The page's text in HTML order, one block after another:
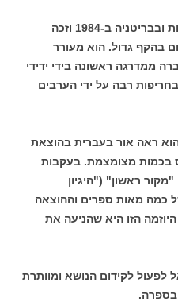
"הספר ראה אור באנגלית בארצות ובבריטניה ב-1984 וזכה
בהקף גדול. הוא מעורר
ממדרגה ראשונה בידי ידידי
רבה על ידי הערבים
ראה אור בעברית בהוצאת
ב-1988 ונדפס בכמות מצומצמת. בעקבות
ראשון" ("היגיון
כמה מאות ספרים וההוצאה
הזו היא שהניעה את
לפעול לקידום הנושא ומוותרת
בספרה.